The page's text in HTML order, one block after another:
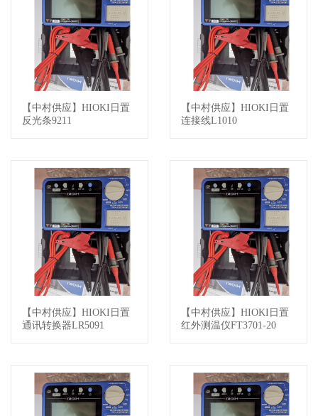
查看详情
【中村供应】HIOKI日置
反光条9211
查看详情
【中村供应】HIOKI日置
连接线L1010
查看详情
【中村供应】HIOKI日置
通讯转换器LR5091
查看详情
【中村供应】HIOKI日置
红外测温仪FT3701-20